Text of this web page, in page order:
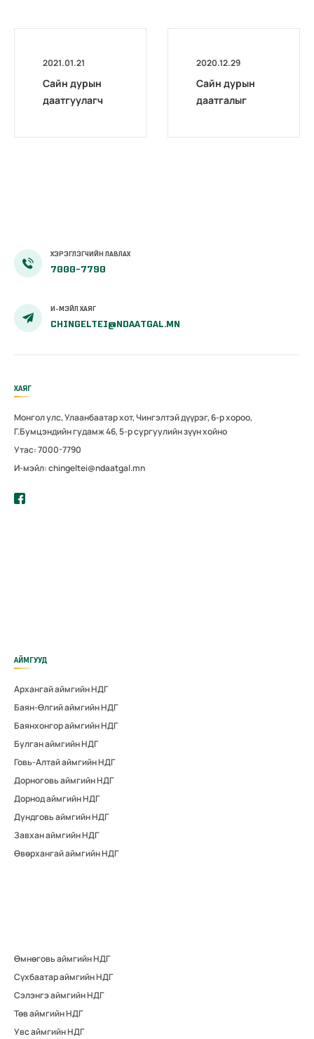
2021.01.21
Сайн дурын
даатгуулагч
2020.12.29
Сайн дурын
даатгалыг
ХЭРЭГЛЭГЧИЙН ЛАВЛАХ
7000-7790
И-МЭЙЛ ХАЯГ
CHINGELTEI@NDAATGAL.MN
ХАЯГ
Монгол улс, Улаанбаатар хот, Чингэлтэй дүүрэг, 6-р хороо,
Г.Бумцэндийн гудамж 46, 5-р сургуулийн зүүн хойно
Утас: 7000-7790
И-мэйл: chingeltei@ndaatgal.mn
АЙМГУУД
Архангай аймгийн НДГ
Баян-Өлгий аймгийн НДГ
Баянхонгор аймгийн НДГ
Булган аймгийн НДГ
Говь-Алтай аймгийн НДГ
Дорноговь аймгийн НДГ
Дорнод аймгийн НДГ
Дундговь аймгийн НДГ
Завхан аймгийн НДГ
Өвөрхангай аймгийн НДГ
Өмнөговь аймгийн НДГ
Сүхбаатар аймгийн НДГ
Сэлэнгэ аймгийн НДГ
Төв аймгийн НДГ
Увс аймгийн НДГ